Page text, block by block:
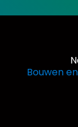
Bouwen